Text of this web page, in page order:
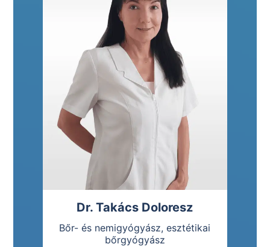
Dr. Takács Doloresz
Bőr- és nemigyógyász, esztétikai
bőrgyógyász